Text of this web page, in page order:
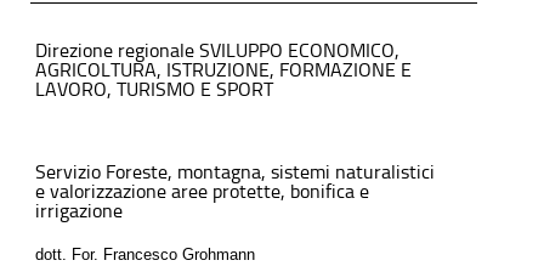
Direzione regionale SVILUPPO ECONOMICO,
AGRICOLTURA, ISTRUZIONE, FORMAZIONE E
LAVORO, TURISMO E SPORT
Servizio Foreste, montagna, sistemi naturalistici
e valorizzazione aree protette, bonifica e
irrigazione
dott. For. Francesco Grohmann